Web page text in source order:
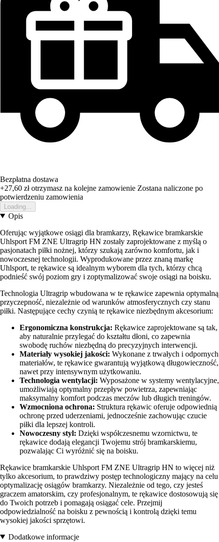
Bezpłatna dostawa
+27,60 złotrzymasz na kolejne zamowienie Zostana naliczone po
potwierdzeniu zamowienia
Loading...
Opis
Oferując wyjątkowe osiągi dla bramkarzy, Rękawice bramkarskie
Uhlsport FM ZNE Ultragrip HN zostały zaprojektowane z myślą o
pasjonatach piłki nożnej, którzy szukają zarówno komfortu, jak i
nowoczesnej technologii. Wyprodukowane przez znaną markę
Uhlsport, te rękawice są idealnym wyborem dla tych, którzy chcą
podnieść swój poziom gry i zoptymalizować swoje osiągi na boisku.
Technologia Ultragrip wbudowana w te rękawice zapewnia optymalną
przyczepność, niezależnie od warunków atmosferycznych czy stanu
piłki. Następujące cechy czynią te rękawice niezbędnym akcesorium:
Ergonomiczna konstrukcja: Rękawice zaprojektowane są tak,
aby naturalnie przylegać do kształtu dłoni, co zapewnia
swobodę ruchów niezbędną do precyzyjnych interwencji.
Materiały wysokiej jakości: Wykonane z trwałych i odpornych
materiałów, te rękawice gwarantują wyjątkową długowieczność,
nawet przy intensywnym użytkowaniu.
Technologia wentylacji: Wyposażone w systemy wentylacyjne,
umożliwiają optymalny przepływ powietrza, zapewniając
maksymalny komfort podczas meczów lub długich treningów.
Wzmocniona ochrona: Struktura rękawic oferuje odpowiednią
ochronę przed uderzeniami, jednocześnie zachowując czucie
piłki dla lepszej kontroli.
Nowoczesny styl: Dzięki współczesnemu wzornictwu, te
rękawice dodają elegancji Twojemu strój bramkarskiemu,
pozwalając Ci wyróżnić się na boisku.
Rękawice bramkarskie Uhlsport FM ZNE Ultragrip HN to więcej niż
tylko akcesorium, to prawdziwy postęp technologiczny mający na celu
optymalizację osiągów bramkarzy. Niezależnie od tego, czy jesteś
graczem amatorskim, czy profesjonalnym, te rękawice dostosowują się
do Twoich potrzeb i pomagają osiągać cele. Przejmij
odpowiedzialność na boisku z pewnością i kontrolą dzięki temu
wysokiej jakości sprzętowi.
Dodatkowe informacje